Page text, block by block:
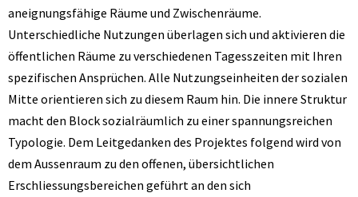
aneignungsfähige Räume und Zwischenräume.
Unterschiedliche Nutzungen überlagen sich und aktivieren die
öffentlichen Räume zu verschiedenen Tagesszeiten mit Ihren
spezifischen Ansprüchen. Alle Nutzungseinheiten der sozialen
Mitte orientieren sich zu diesem Raum hin. Die innere Struktur
macht den Block sozialräumlich zu einer spannungsreichen
Typologie. Dem Leitgedanken des Projektes folgend wird von
dem Aussenraum zu den offenen, übersichtlichen
Erschliessungsbereichen geführt an den sich